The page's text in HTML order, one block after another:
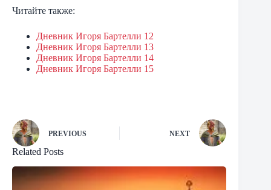
Читайте также:
Дневник Игоря Бартелли 12
Дневник Игоря Бартелли 13
Дневник Игоря Бартелли 14
Дневник Игоря Бартелли 15
PREVIOUS NEXT
Related Posts